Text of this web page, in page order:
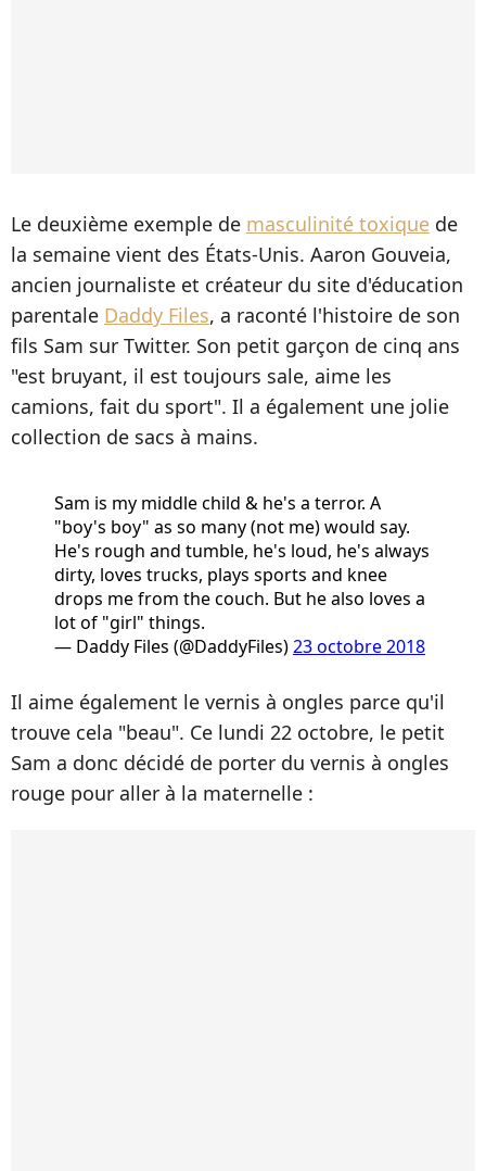
Le deuxième exemple de masculinité toxique de
la semaine vient des États-Unis. Aaron Gouveia,
ancien journaliste et créateur du site d'éducation
parentale Daddy Files, a raconté l'histoire de son
fils Sam sur Twitter. Son petit garçon de cinq ans
"est bruyant, il est toujours sale, aime les
camions, fait du sport". Il a également une jolie
collection de sacs à mains.
Sam is my middle child & he's a terror. A
"boy's boy" as so many (not me) would say.
He's rough and tumble, he's loud, he's always
dirty, loves trucks, plays sports and knee
drops me from the couch. But he also loves a
lot of "girl" things.
— Daddy Files (@DaddyFiles)23 octobre 2018
Il aime également le vernis à ongles parce qu'il
trouve cela "beau". Ce lundi 22 octobre, le petit
Sam a donc décidé de porter du vernis à ongles
rouge pour aller à la maternelle :